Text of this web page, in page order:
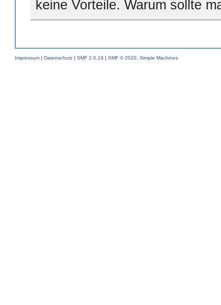
keine Vorteile. Warum sollte
Impressum | Datenschutz | SMF 2.0.19 | SMF © 2020 Simple Machines